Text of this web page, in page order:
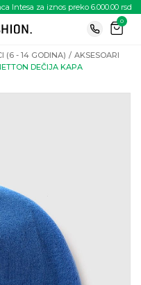
Intesa za iznos preko 6.000.00 rsd
0
(6 - 14 GODINA)
AKSESOARI
DEČIJA KAPA